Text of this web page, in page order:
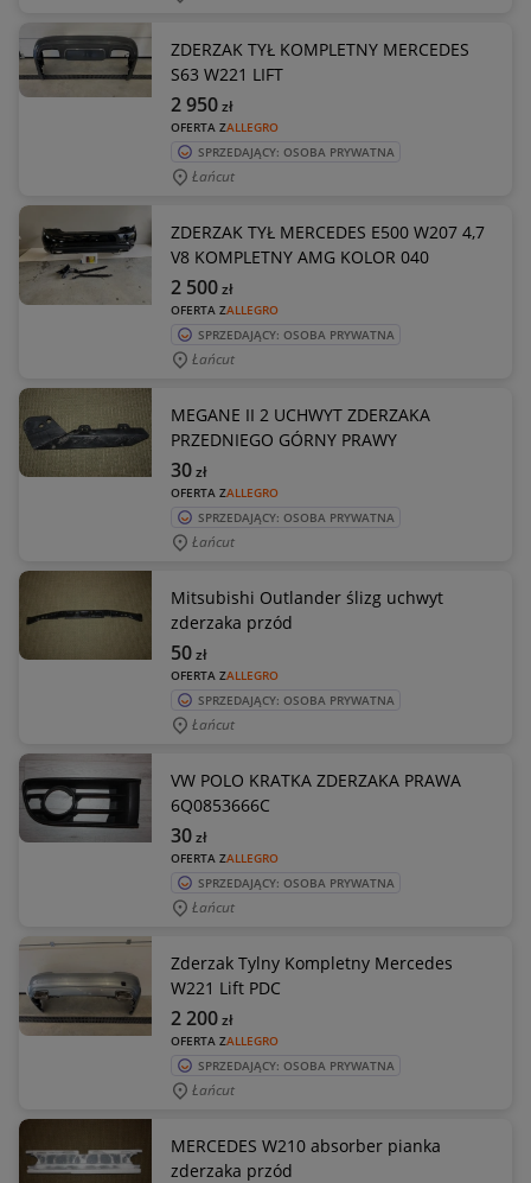
ZDERZAK TYŁ KOMPLETNY MERCEDES
S63 W221 LIFT
OFERTA ZALLEGRO
2 950zł
SPRZEDAJĄCY: OSOBA PRYWATNA
Łańcut
ZDERZAK TYŁ MERCEDES E500 W207 4,7
V8 KOMPLETNY AMG KOLOR 040
OFERTA ZALLEGRO
2 500zł
SPRZEDAJĄCY: OSOBA PRYWATNA
Łańcut
MEGANE II 2 UCHWYT ZDERZAKA
PRZEDNIEGO GÓRNY PRAWY
OFERTA ZALLEGRO
30zł
SPRZEDAJĄCY: OSOBA PRYWATNA
Łańcut
Mitsubishi Outlander ślizg uchwyt
zderzaka przód
OFERTA ZALLEGRO
50zł
SPRZEDAJĄCY: OSOBA PRYWATNA
Łańcut
VW POLO KRATKA ZDERZAKA PRAWA
6Q0853666C
OFERTA ZALLEGRO
30zł
SPRZEDAJĄCY: OSOBA PRYWATNA
Łańcut
Zderzak Tylny Kompletny Mercedes
W221 Lift PDC
OFERTA ZALLEGRO
2 200zł
SPRZEDAJĄCY: OSOBA PRYWATNA
Łańcut
MERCEDES W210 absorber pianka
zderzaka przód